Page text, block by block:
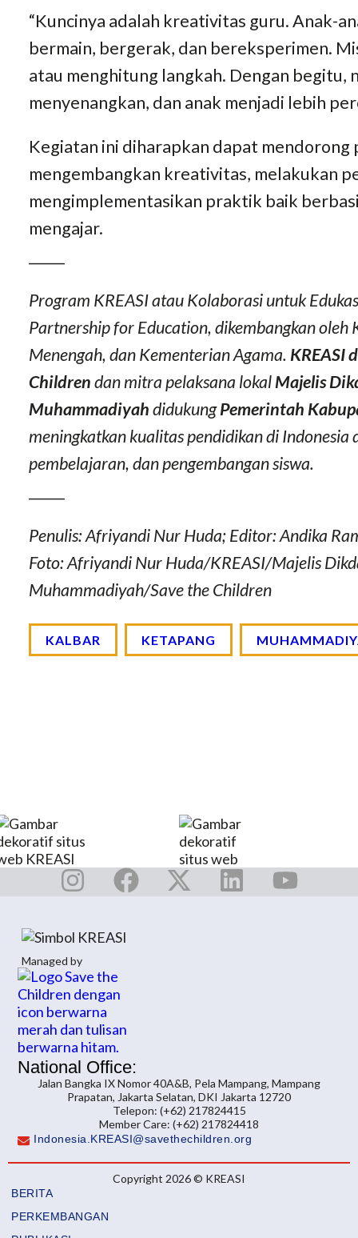
“Kuncinya adalah kreativitas guru. Anak-
bermain, bergerak, dan bereksperimen.
atau menghitung langkah. Dengan begitu,
menyenangkan, dan anak menjadi lebih
Kegiatan ini diharapkan dapat
mengembangkan kreativitas, melakukan
mengimplementasikan praktik baik
mengajar.
Program KREASI atau Kolaborasi untuk
Partnership for Education, dikembangkan oleh
Menengah, dan Kementerian Agama. KREASI
Childrendan mitra pelaksana lokalMajelis
MuhammadiyahdidukungPemerintah
meningkatkan kualitas pendidikan di
pembelajaran, dan pengembangan siswa.
Penulis: Afriyandi Nur Huda; Editor: Andika
Foto: Afriyandi Nur Huda/KREASI/Majelis
Muhammadiyah/Save the Children
KALBAR KETAPANG
Managed by
National Office:
Jalan Bangka IX Nomor 40A&B, Pela Mampang, Mampang
Prapatan, Jakarta Selatan, DKI Jakarta 12720
Telepon: (+62) 217824415
Member Care: (+62) 217824418
Indonesia.KREASI@savethechildren.org
Copyright 2026 © KREASI
BERITA
PERKEMBANGAN